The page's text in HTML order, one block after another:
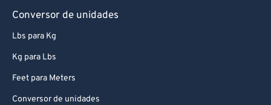
Conversor de unidades
Lbs para Kg
Kg para Lbs
Feet para Meters
Conversor de unidades